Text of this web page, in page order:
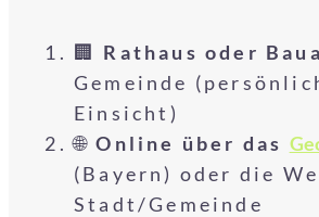
🏢 Rathaus oder
Gemeinde
Einsicht)
🌐Online über das
(Bayern) oder die
Stadt/Gemeinde